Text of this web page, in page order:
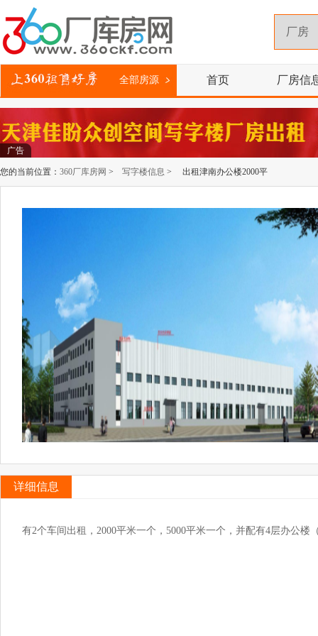
全部房源 首页 厂房信
广告
您的当前位置： 360厂库房网 > 写字楼信息 > 出租津南办公楼2000平
详细信息
有2个车间出租，2000平米一个，5000平米一个，并配有4层办公楼